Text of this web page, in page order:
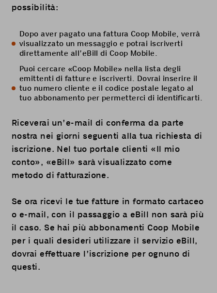
possibilità:
Dopo aver pagato una fattura Coop Mobile, verrà
visualizzato un messaggio e potrai iscriverti
direttamente all’eBill di Coop Mobile.
Puoi cercare «Coop Mobile» nella lista degli
emittenti di fatture e iscriverti. Dovrai inserire il
tuo numero cliente e il codice postale legato al
tuo abbonamento per permetterci di identificarti.
Riceverai un’e-mail di conferma da parte
nostra nei giorni seguenti alla tua richiesta di
iscrizione. Nel tuo portale clienti «Il mio
conto», «eBill» sarà visualizzato come
metodo di fatturazione.
Se ora ricevi le tue fatture in formato cartaceo
o e-mail, con il passaggio a eBill non sarà più
il caso. Se hai più abbonamenti Coop Mobile
per i quali desideri utilizzare il servizio eBill,
dovrai effettuare l’iscrizione per ognuno di
questi.